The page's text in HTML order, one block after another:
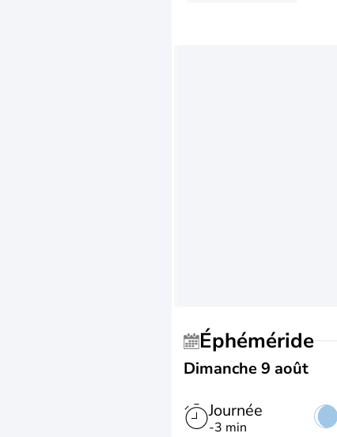
Éphéméride
Dimanche 9 août
Journée
-3 min